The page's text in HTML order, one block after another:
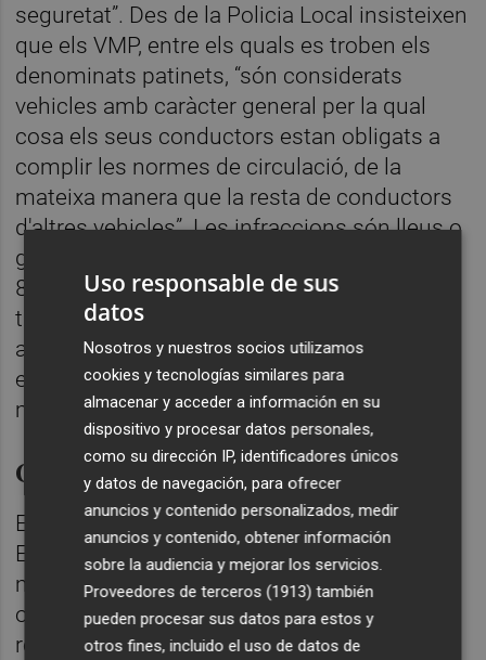
seguretat”. Des de la Policia Local insisteixen
que els VMP, entre els quals es troben els
denominats patinets, “són considerats
vehicles amb caràcter general per la qual
cosa els seus conductors estan obligats a
complir les normes de circulació, de la
mateixa manera que la resta de conductors
d'altres vehicles”. Les infraccions són lleus o
greus amb multes aparellades que van dels
80 als 200 euros mentre que conduir amb
taxes d'alcohol superior a les permeses o
amb presència de drogues en organisme
està qualificada de molt greu i comporta
multes de fins a 1.000 euros.
Control i informació
El regidor de Seguretat Pública i
Emergències,Toni Marín
, recorda que el
març de 2024 va entrar en vigor la nova
ordenança municipal de trànsit, que va
regular per primera vegada la circulació dels
Uso responsable de sus
datos
Nosotros y nuestros socios utilizamos
cookies y tecnologías similares para
almacenar y acceder a información en su
dispositivo y procesar datos personales,
como su dirección IP, identificadores únicos
y datos de navegación, para ofrecer
anuncios y contenido personalizados, medir
anuncios y contenido, obtener información
sobre la audiencia y mejorar los servicios.
Proveedores de terceros (1913) también
pueden procesar sus datos para estos y
otros fines, incluido el uso de datos de